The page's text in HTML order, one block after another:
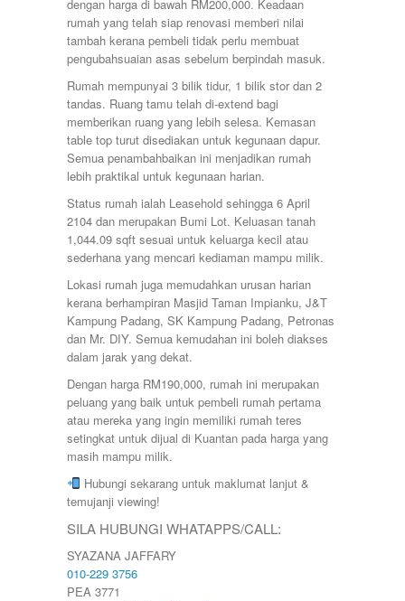
dengan harga di bawah RM200,000. Keadaan
rumah yang telah siap renovasi memberi nilai
tambah kerana pembeli tidak perlu membuat
pengubahsuaian asas sebelum berpindah masuk.
Rumah mempunyai 3 bilik tidur, 1 bilik stor dan 2
tandas. Ruang tamu telah di-extend bagi
memberikan ruang yang lebih selesa. Kemasan
table top turut disediakan untuk kegunaan dapur.
Semua penambahbaikan ini menjadikan rumah
lebih praktikal untuk kegunaan harian.
Status rumah ialah Leasehold sehingga 6 April
2104 dan merupakan Bumi Lot. Keluasan tanah
1,044.09 sqft sesuai untuk keluarga kecil atau
sederhana yang mencari kediaman mampu milik.
Lokasi rumah juga memudahkan urusan harian
kerana berhampiran Masjid Taman Impianku, J&T
Kampung Padang, SK Kampung Padang, Petronas
dan Mr. DIY. Semua kemudahan ini boleh diakses
dalam jarak yang dekat.
Dengan harga RM190,000, rumah ini merupakan
peluang yang baik untuk pembeli rumah pertama
atau mereka yang ingin memiliki rumah teres
setingkat untuk dijual di Kuantan pada harga yang
masih mampu milik.
Hubungi sekarang untuk maklumat lanjut &
temujanji viewing!
SILA HUBUNGI WHATAPPS/CALL:
SYAZANA JAFFARY
010-229 3756
PEA 3771